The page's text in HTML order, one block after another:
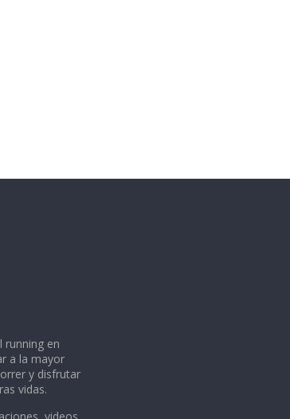
running en
a la mayor
y disfrutar
vidas.
videos,